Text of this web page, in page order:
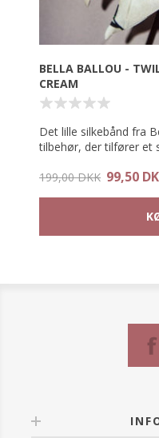
BELLA BALLOU -
CREAM
Det lille silkebånd fra
tilbehør, der tilfører et
Brug det som et
Tørklædet måler 5x85
199,00 DKK 99,50